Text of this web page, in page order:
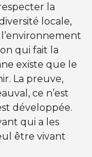
la
locale,
qui fait la
existe que le
La preuve,
ce n’est
développée.
qui a les
être vivant